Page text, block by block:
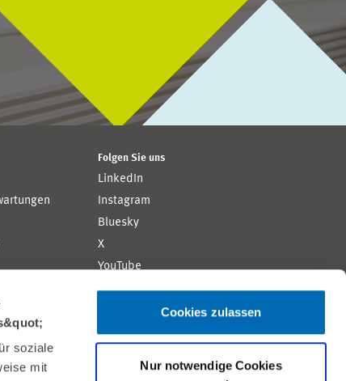
soziale
mit
Cookies zulassen
Nur notwendige Cookies
Folgen Sie uns
LinkedIn
Instagram
Bluesky
X
YouTube
Flickr